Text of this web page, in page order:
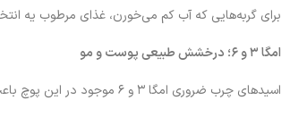
برای گربه‌هایی که آب کم می‌خورن، غذای مرطوب یه
امگا ۳ و ۶؛ درخشش طبیعی پوست و مو
اسیدهای چرب ضروری امگا ۳ و ۶ موجود در این پوچ باعث میشن: